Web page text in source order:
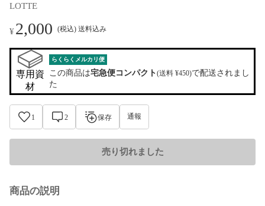
LOTTE
¥2,000 (税込) 送料込み
専用資
材
らくらくメルカリ便
この商品は宅急便コンパクト(送料 ¥450)で配送されまし
た
1 2 保存 通報
売り切れました
商品の説明